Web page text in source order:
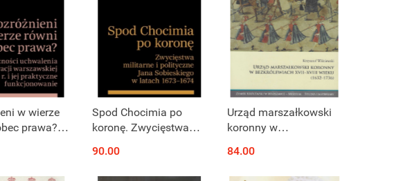
w wierze
prawa?
Spod Chocimia po
koronę. Zwycięstwa
Jana Sobieskiego w
latach 1673 - 1674
90.00
Urząd marszałkowski
koronny w
XVIII wieku (1632-
1736)
84.00